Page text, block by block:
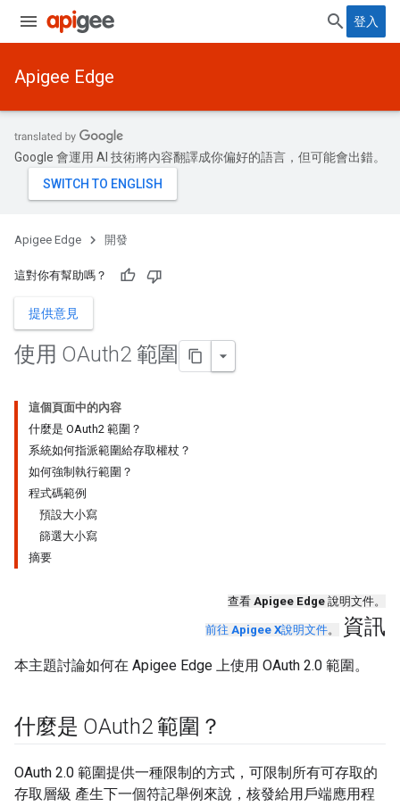
登入
Apigee Edge
Google 會運用 AI 技術將內容翻譯成你偏好的語言，但可能會出錯。
Apigee Edge 開發
這對你有幫助嗎？
提供意見
使用 OAuth2 範圍
這個頁面中的內容
什麼是 OAuth2 範圍？
系統如何指派範圍給存取權杖？
如何強制執行範圍？
程式碼範例
預設大小寫
篩選大小寫
摘要
查看 Apigee Edge 說明文件。
前往 Apigee X說明文件。 資訊
本主題討論如何在 Apigee Edge 上使用 OAuth 2.0 範圍。
什麼是 OAuth2 範圍？
OAuth 2.0 範圍提供一種限制的方式，可限制所有可存取的
存取層級 產生下一個符記舉例來說，核發給用戶端應用程